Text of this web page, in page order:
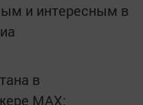
и интересным в
в
MАХ: